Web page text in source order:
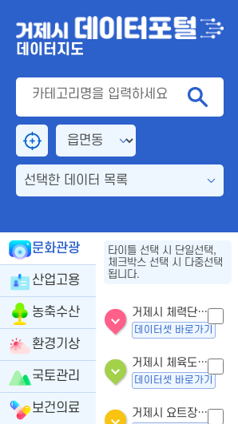
데이터지도
선택한 데이터 목록
타이틀 선택 시 단일선택,
체크박스 선택 시 다중선택
됩니다.
문화관광
거제시 체력단련장업 - 인허가
데이터셋 바로가기
거제시 체육도장업 - 인허가
데이터셋 바로가기
거제시 요트장업 - 인허가
산업고용
농축수산
환경기상
국토관리
보건의료
기본